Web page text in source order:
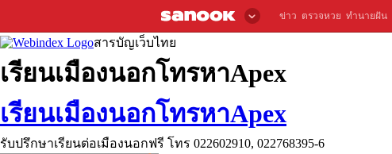
ข่าว ตรวจหวย ทำนายฝัน
สารบัญเว็บไทย
เรียนเมืองนอกโทรหาApex
เรียนเมืองนอกโทรหาApex
รับปรึกษาเรียนต่อเมืองนอกฟรี โทร 022602910, 022768395-6